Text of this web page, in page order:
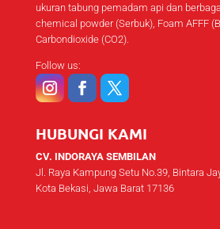
ukuran tabung pemadam api dan
chemical powder (Serbuk), Foam AFFF
Carbondioxide (CO2).
Follow us:
HUBUNGI KAMI
CV. INDORAYA SEMBILAN
Jl. Raya Kampung Setu No.39, Bintara
Kota Bekasi, Jawa Barat 17136